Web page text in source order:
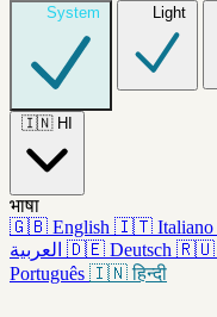
System Light
🇮🇳 HI
भाषा
🇬🇧 English 🇮🇹 Italiano
العربية 🇩🇪 Deutsch 🇷🇺
Português 🇮🇳 हिन्दी